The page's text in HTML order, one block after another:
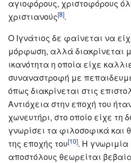
αγιοφόρους, χριστοφόρους
χριστιανούς[8].
Ο Ιγνάτιος δε φαίνεται να
μόρφωση, αλλά διακρίνεται
ικανότητα η οποία είχε
συναναστροφή με
όπως διακρίνεται στις
Αντιόχεια στην εποχή του
χωνευτήρι, στο οποίο είχε τη
γνωρίσει τα φιλοσοφικά και
της εποχής του[10]. Η γνωριμία
αποστόλους θεωρείται